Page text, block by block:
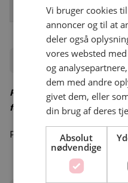
Priser
Priser er vejledende –
for korrekte priser
Priser og åbningsperiode er
Vi bruger cookies
annoncer og til at
deler også
vores websted
og
dem med andre
givet dem, eller
din brug af deres
Absolut
nødvendige